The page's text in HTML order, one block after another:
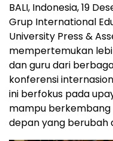
BALI, Indonesia, 19
Grup International
University Press &
mempertemukan
dan guru dari
konferensi
ini berfokus pada
mampu berkembang
depan yang berubah